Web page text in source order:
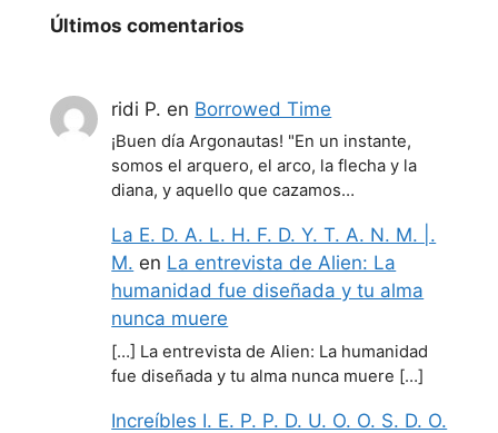
Últimos comentarios
ridi P. en Borrowed Time
¡Buen día Argonautas! "En un instante,
somos el arquero, el arco, la flecha y la
diana, y aquello que cazamos…
La E. D. A. L. H. F. D. Y. T. A. N. M. |.
M. en La entrevista de Alien: La
humanidad fue diseñada y tu alma
nunca muere
[…] La entrevista de Alien: La humanidad
fue diseñada y tu alma nunca muere […]
Increíbles I. E. P. P. D. U. O. O. S. D. O.